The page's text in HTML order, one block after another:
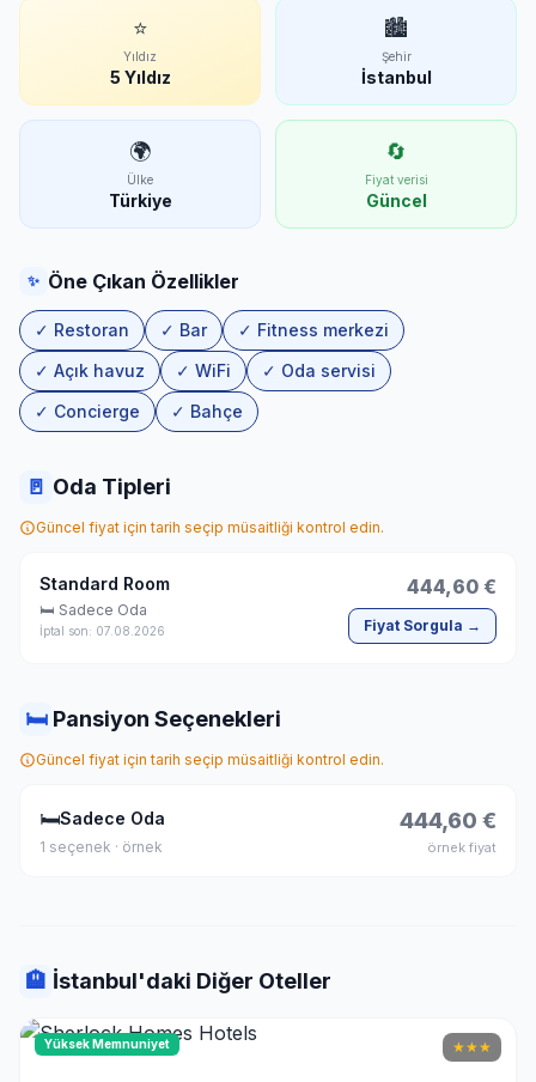
⭐
Yıldız
5 Yıldız
🏙
Şehir
İstanbul
🌍
Ülke
Türkiye
🔄
Fiyat verisi
Güncel
✨ Öne Çıkan Özellikler
✓ Restoran ✓ Bar
✓ Fitness merkezi
✓ Açık havuz
✓ WiFi
✓ Oda servisi
✓ Concierge
✓ Bahçe
🚪 Oda Tipleri
Güncel fiyat için tarih seçip müsaitliği kontrol edin.
Standard Room
🛏 Sadece Oda
İptal son: 07.08.2026
444,60 €
Fiyat Sorgula →
🛏 Pansiyon Seçenekleri
Güncel fiyat için tarih seçip müsaitliği kontrol edin.
🛏Sadece Oda
1 seçenek · örnek
444,60 €
örnek fiyat
🏨 İstanbul'daki Diğer Oteller
Yüksek Memnuniyet ★★★